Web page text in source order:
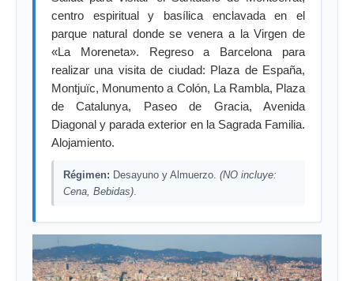
centro espiritual y basílica enclavada en el
parque natural donde se venera a la Virgen de
«La Moreneta». Regreso a Barcelona para
realizar una visita de ciudad: Plaza de España,
Montjuïc, Monumento a Colón, La Rambla, Plaza
de Catalunya, Paseo de Gracia, Avenida
Diagonal y parada exterior en la Sagrada Familia.
Alojamiento.
Régimen: Desayuno y Almuerzo. (NO incluye:
Cena, Bebidas)